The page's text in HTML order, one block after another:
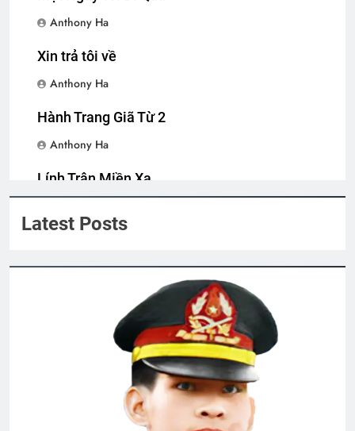
2 Years Ago
Tình Anh Lính Chiến
2 Years Ago
Cựu SVSQ Đặng Quốc Trụ K20
3 Years Ago
Anthony Ha
Xin trả tôi về
Anthony Ha
Hành Trang Giã Từ 2
Anthony Ha
Lính Trận Miền Xa
Latest Posts